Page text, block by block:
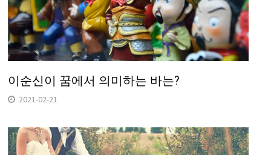
이순신이 꿈에서 의미하는 바는?
2021-02-21